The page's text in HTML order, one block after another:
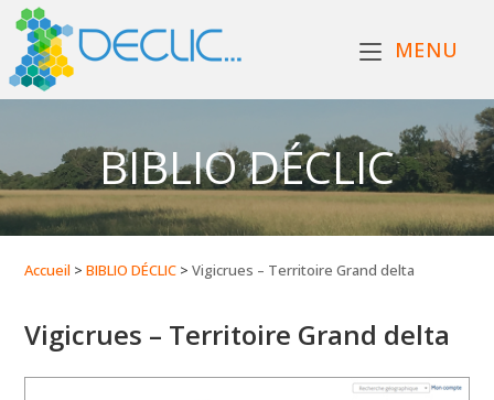
MENU
BIBLIO DÉCLIC
Accueil >BIBLIO DÉCLIC >Vigicrues – Territoire Grand delta
Vigicrues – Territoire Grand delta